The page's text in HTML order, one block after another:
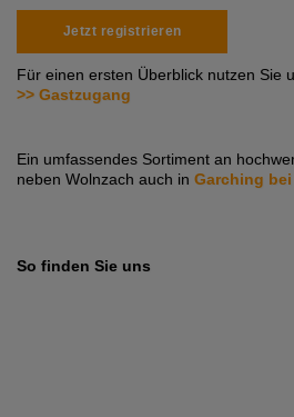
Jetzt registrieren
Für einen ersten Überblick nutzen Sie
>> Gastzugang
Ein umfassendes Sortiment an
neben Wolnzach auch in Garching
So finden Sie uns